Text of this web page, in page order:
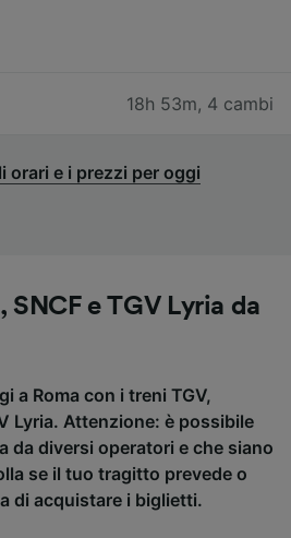
18h 53m, 4 cambi
orari e i prezzi per oggi
e TGV Lyria da
a Roma con i treni TGV,
Lyria. Attenzione: è possibile
da diversi operatori e che siano
se il tuo tragitto prevede o
di acquistare i biglietti.